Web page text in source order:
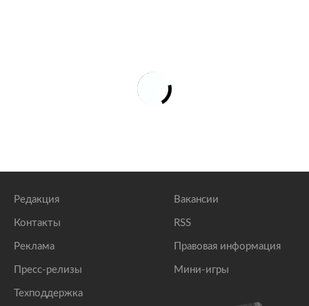
Редакция
Контакты
Реклама
Пресс-релизы
Техподдержка
Вакансии
RSS
Правовая информация
Мини-игры